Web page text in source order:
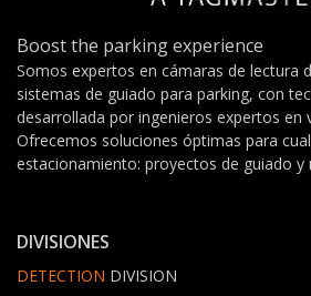
Boost the parking experience
Somos expertos en cámaras de lectura
sistemas de guiado para parking, con
desarrollada por ingenieros expertos en
Ofrecemos soluciones óptimas para
estacionamiento: proyectos de guiado y
DIVISIONES
DETECTION DIVISION